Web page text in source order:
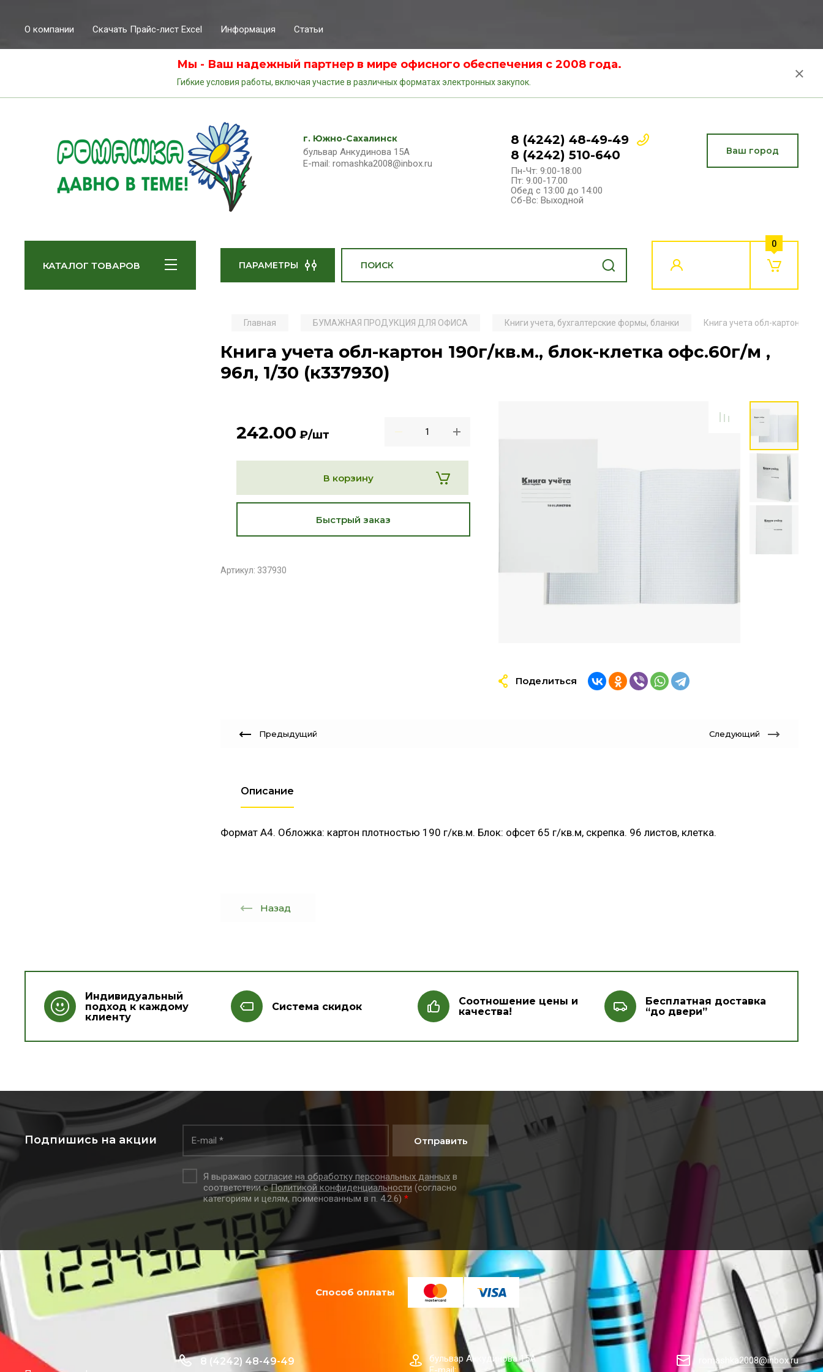
О компании Скачать Прайс-лист Excel Информация Статьи
Мы - Ваш надежный партнер в мире офисного обеспечения с 2008 года.
Гибкие условия работы, включая участие в различных форматах электронных закупок.
г. Южно-Сахалинск
бульвар Анкудинова 15А
E-mail: romashka2008@inbox.ru
8 (4242) 48-49-49
8 (4242) 510-640
Пн-Чт: 9:00-18:00
Пт: 9.00-17.00
Обед с 13:00 до 14:00
Сб-Вс: Выходной
Ваш город
КАТАЛОГ ТОВАРОВ ПАРАМЕТРЫ
0
Главная БУМАЖНАЯ ПРОДУКЦИЯ ДЛЯ ОФИСА Книги учета, бухгалтерские формы, бланки Книга учета обл-картон
Книга учета обл-картон 190г/кв.м., блок-клетка офс.60г/м ,
96л, 1/30 (к337930)
242.00 ₽/шт
В корзину
Быстрый заказ
Артикул: 337930
Поделиться
Предыдущий Следующий
Описание
Формат А4. Обложка: картон плотностью 190 г/кв.м. Блок: офсет 65 г/кв.м, скрепка. 96 листов, клетка.
Назад
Индивидуальный
подход к каждому
клиенту
Система скидок
Соотношение цены и
качества!
Бесплатная доставка
“до двери”
Подпишись на акции
Я выражаю согласие на обработку персональных данныхв
соответствии сПолитикой конфиденциальности (согласно
категориям и целям, поименованным в п. 4.2.6) *
Отправить
Способ оплаты
8 (4242) 48-49-49
бульвар Анкудинова 15А
romashka2008@inbox.ru